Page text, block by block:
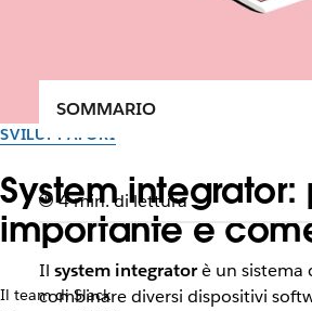
SVILUPPATORI
System
importante e
Il team di Slack
SOMMARIO
4 min. di lettura
Il system integratorè un sistema
combinare diversi dispositivi